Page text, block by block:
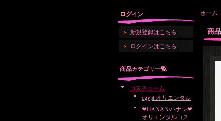
ログイン
新規登録はこちら
ログインはこちら
商品カテゴリ一覧
コスチューム
egypt オリエンタル
❤HANAN/ハナン❤
オリエンタルコス
ホーム
商